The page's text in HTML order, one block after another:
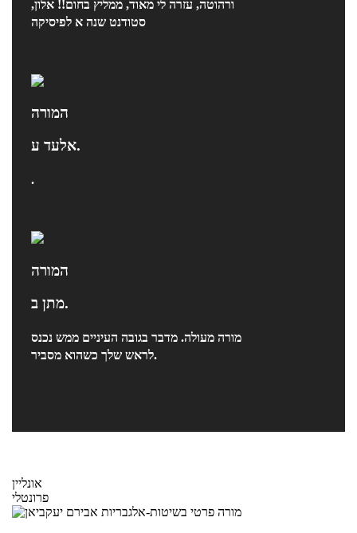
ורהוטה, עזרה לי מאוד, ממליץ בחום!! אלון,
סטודנט שנה א לפיסיקה
המורה
אלעד ע.
.
המורה
מתן ב.
מורה מעולה. מדבר בגובה העיניים ממש נכנס
לראש שלך כשהוא מסביר.
אונליין
פרונטלי